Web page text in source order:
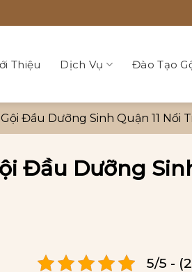
Thiệu Dịch Vụ Đào Tạo
Gội Đầu Dưỡng Sinh Quận 11 Nổi
Đầu Dưỡng
5/5 -